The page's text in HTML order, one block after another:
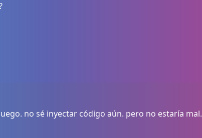
no sé inyectar código aún. pero no estaría mal.